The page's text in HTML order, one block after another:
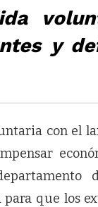
y
con el
que los